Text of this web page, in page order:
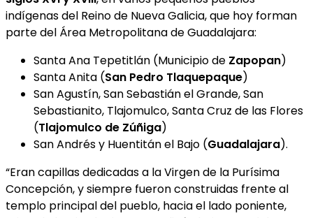
indígenas del Reino de Nueva Galicia, que hoy forman
parte del Área Metropolitana de Guadalajara:
Santa Ana Tepetitlán (Municipio de Zapopan)
Santa Anita (San Pedro Tlaquepaque)
San Agustín, San Sebastián el Grande, San
Sebastianito, Tlajomulco, Santa Cruz de las Flores
(Tlajomulco de Zúñiga)
San Andrés y Huentitán el Bajo (Guadalajara).
“Eran capillas dedicadas a la Virgen de la Purísima
Concepción, y siempre fueron construidas frente al
templo principal del pueblo, hacia el lado poniente,